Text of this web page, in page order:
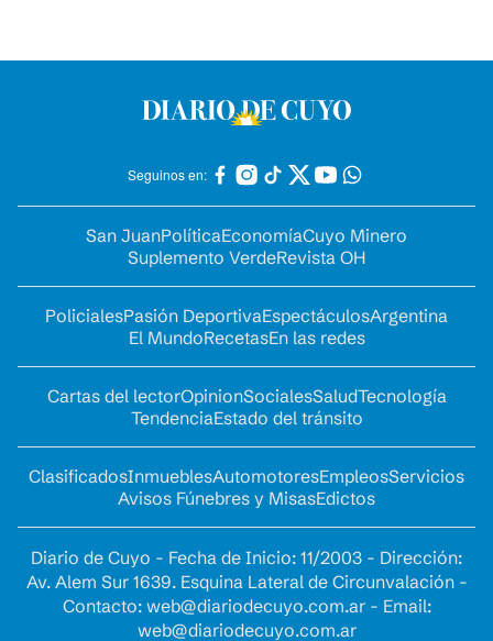
Seguinos en:
San JuanPolíticaEconomíaCuyo Minero
Suplemento VerdeRevista OH
PolicialesPasión DeportivaEspectáculosArgentina
El MundoRecetasEn las redes
Cartas del lectorOpinionSocialesSaludTecnología
TendenciaEstado del tránsito
ClasificadosInmueblesAutomotoresEmpleosServicios
Avisos Fúnebres y MisasEdictos
Diario de Cuyo - Fecha de Inicio: 11/2003 - Dirección:
Av. Alem Sur 1639. Esquina Lateral de Circunvalación -
Contacto: web@diariodecuyo.com.ar- Email:
web@diariodecuyo.com.ar